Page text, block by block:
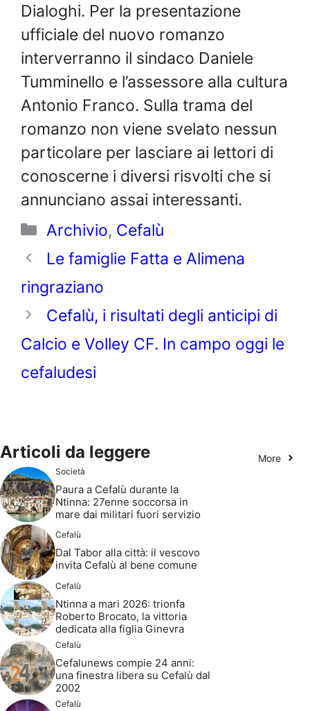
Dialoghi. Per la presentazione
ufficiale del nuovo romanzo
interverranno il sindaco Daniele
Tumminello e l’assessore alla cultura
Antonio Franco. Sulla trama del
romanzo non viene svelato nessun
particolare per lasciare ai lettori di
conoscerne i diversi risvolti che si
annunciano assai interessanti.
Categorie
Archivio, Cefalù
Le famiglie Fatta e Alimena
ringraziano
Cefalù, i risultati degli anticipi di
Calcio e Volley CF. In campo oggi le
cefaludesi
Articoli da leggere More
Società
Paura a Cefalù durante la
Ntinna: 27enne soccorsa in
mare dai militari fuori servizio
Cefalù
Dal Tabor alla città: il vescovo
invita Cefalù al bene comune
Cefalù
Ntinna a mari 2026: trionfa
Roberto Brocato, la vittoria
dedicata alla figlia Ginevra
Cefalù
Cefalunews compie 24 anni:
una finestra libera su Cefalù dal
2002
Cefalù